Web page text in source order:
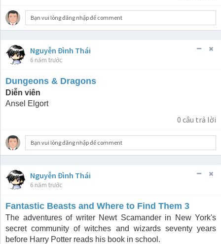
Bạn vui lòng đăng nhập để comment
Nguyễn Đình Thái
6 năm trước
Dungeons & Dragons
Diễn viên
Ansel Elgort
0 câu trả lời
Bạn vui lòng đăng nhập để comment
Nguyễn Đình Thái
6 năm trước
Fantastic Beasts and Where to Find Them 3
The adventures of writer Newt Scamander in New York's
secret community of witches and wizards seventy years
before Harry Potter reads his book in school.